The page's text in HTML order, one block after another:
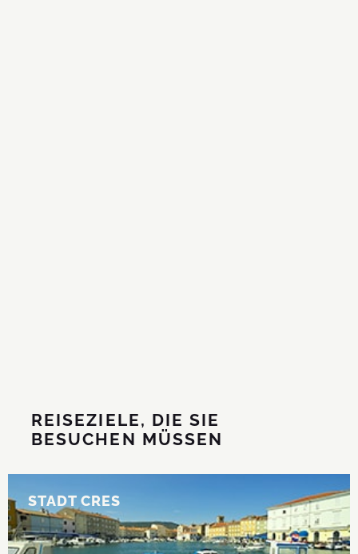
REISEZIELE, DIE SIE
BESUCHEN MÜSSEN
STADT CRES
STADT CRES
Größter Ort der Insel.